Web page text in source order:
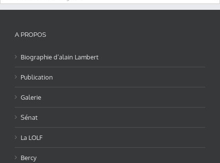
A PROPOS
Biographie d’alain Lambert
Publication
Galerie
Sénat
La LOLF
Bercy